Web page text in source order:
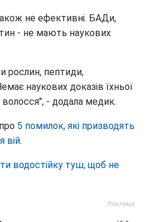
не ефективні. БАДи,
- не мають наукових
рослин, пептиди,
наукових доказів їхньої
- додала медик.
5 помилок, які призводять
вій.
водостійку туш, щоб не